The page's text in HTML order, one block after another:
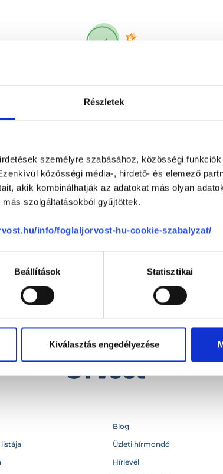
Részletek
személyre szabásához, közösségi
közösségi média-, hirdető- és elemező
akik kombinálhatják az adatokat más olyan
szolgáltatásokból gyűjtöttek.
info/foglaljorvost-hu-cookie-szabalyzat/
Beállítások Statisztikai
Kiválasztás engedélyezése
Telefon
(H-P: 8:00-20:00)
Blog
Üzleti hírmondó
Hírlevél